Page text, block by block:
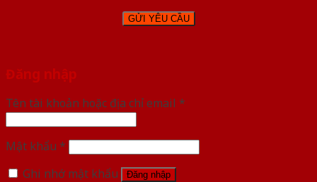
Đăng nhập
Tên tài khoản hoặc địa chỉ email *
Mật khẩu *
Ghi nhớ mật khẩu
Đăng nhập